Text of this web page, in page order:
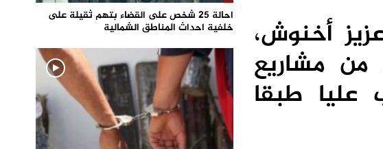
أخنوش،
مشاريع
عليا طبقا
احالة 25 شخص على القضاء بتهم ثقيلة على
خلفية احداث المناطق الشمالية